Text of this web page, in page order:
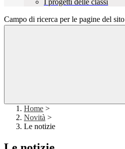
I progetti delle classi
Campo di ricerca per le pagine del sito
Home >
Novità >
Le notizie